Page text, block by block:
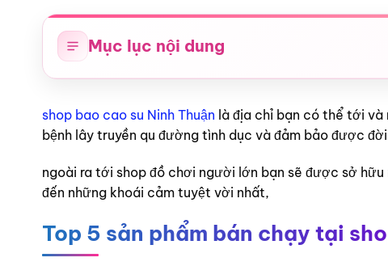
Mục lục nội dung
shop bao cao su Ninh Thuận là địa chỉ bạn có thể tới
bệnh lây truyền qu đường tình dục và đảm bảo được
ngoài ra tới shop đồ chơi người lớn bạn sẽ được sở
đến những khoái cảm tuyệt vời nhất,
Top 5 sản phẩm bán chạy tại